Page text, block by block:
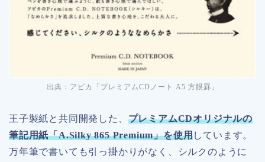
出典：アピカ「プレミアムCDノート A5 方眼罫」
王子製紙と共同開発した、 プレミアムCDオリジナルの
筆記用紙「A.Silky 865 Premium」を使用しています。
万年筆で書いても引っ掛かりがなく、シルクのように